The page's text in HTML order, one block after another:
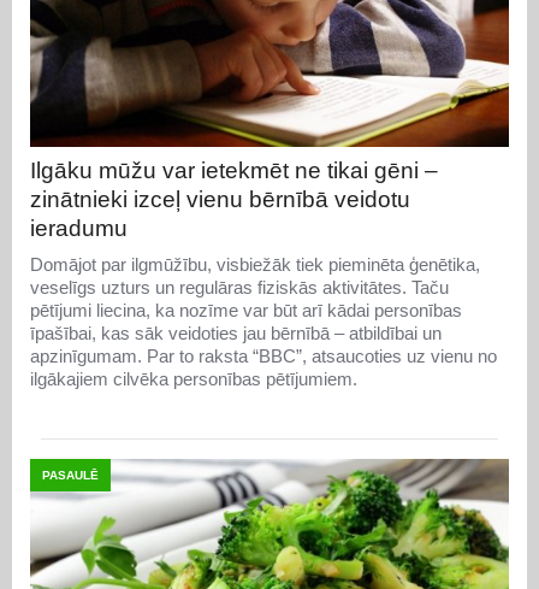
Ilgāku mūžu var ietekmēt ne tikai gēni –
zinātnieki izceļ vienu bērnībā veidotu
ieradumu
Domājot par ilgmūžību, visbiežāk tiek pieminēta ģenētika,
veselīgs uzturs un regulāras fiziskās aktivitātes. Taču
pētījumi liecina, ka nozīme var būt arī kādai personības
īpašībai, kas sāk veidoties jau bērnībā – atbildībai un
apzinīgumam. Par to raksta “BBC”, atsaucoties uz vienu no
ilgākajiem cilvēka personības pētījumiem.
PASAULĒ